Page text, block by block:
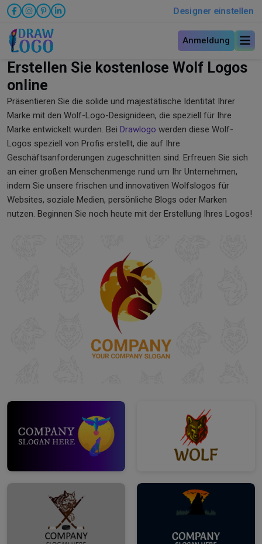
Designer einstellen
Anmeldung
Erstellen Sie kostenlose Wolf Logos
online
Präsentieren Sie die solide und majestätische Identität Ihrer
Marke mit den Wolf-Logo-Designideen, die speziell für Ihre
Marke entwickelt wurden. Bei Drawlogo werden diese Wolf-
Logos speziell von Profis erstellt, die auf Ihre
Geschäftsanforderungen zugeschnitten sind. Erfreuen Sie sich
an einer großen Menschenmenge rund um Ihr Unternehmen,
indem Sie unsere frischen und innovativen Wolfslogos für
Websites, soziale Medien, persönliche Blogs oder Marken
nutzen. Beginnen Sie noch heute mit der Erstellung Ihres Logos!